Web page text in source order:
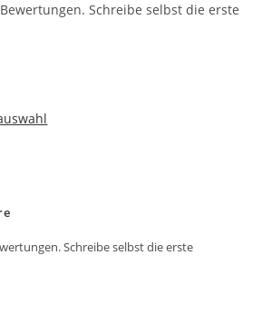
Schreibe selbst die erste
Schreibe selbst die erste